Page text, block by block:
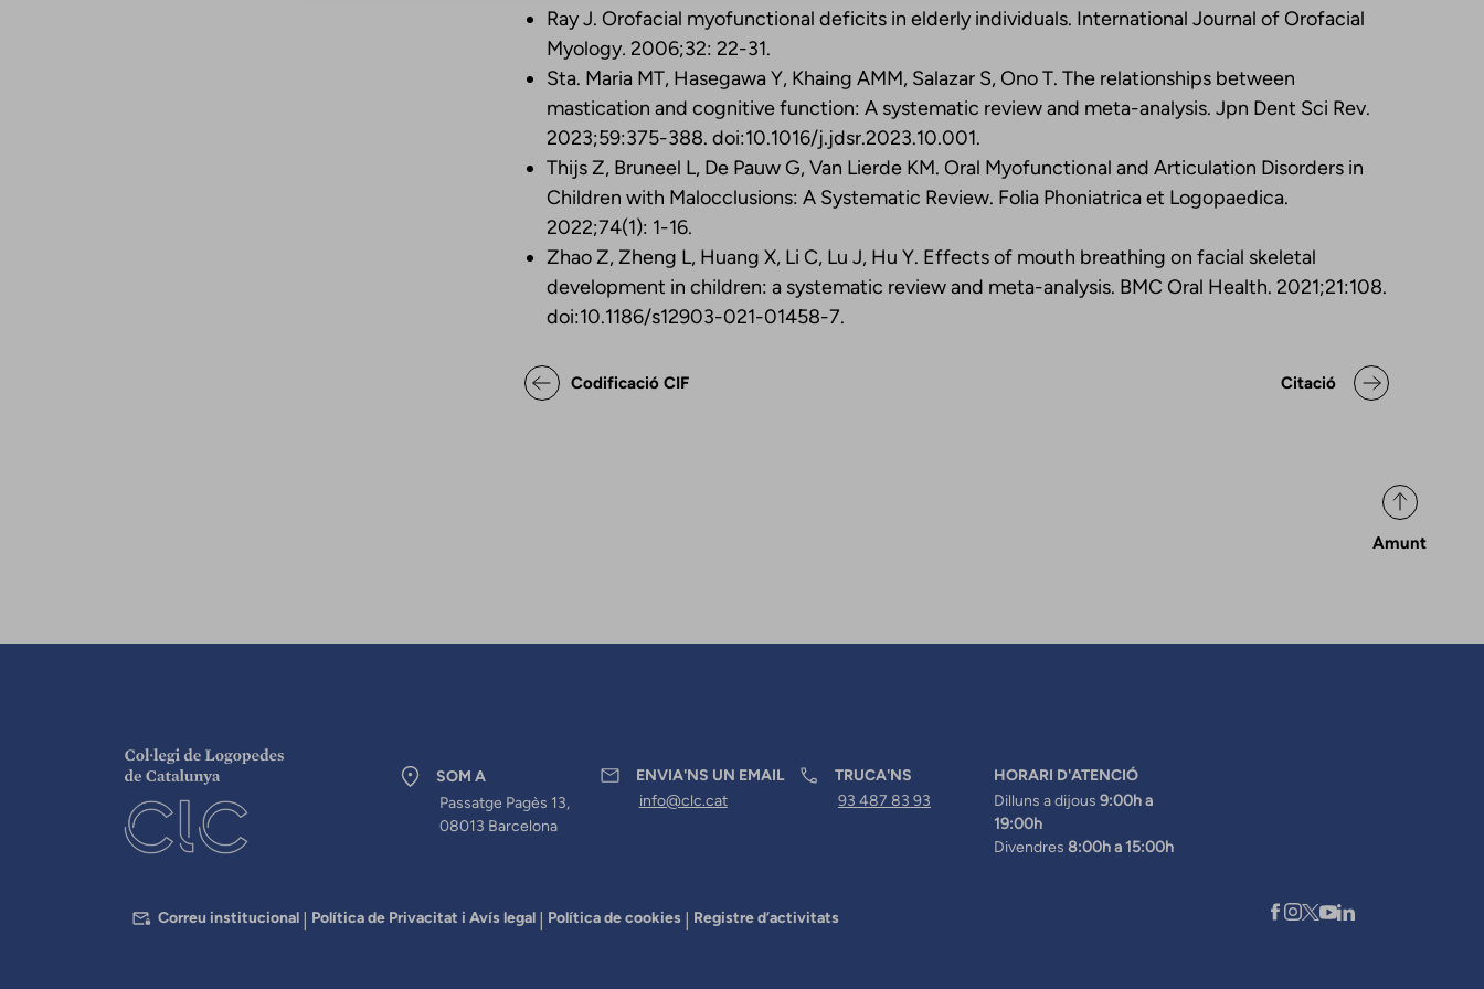
Ray J. Orofacial myofunctional deficits in elderly individuals. International Journal of Orofacial
Myology.2006;32: 22-31.
Sta. Maria MT, Hasegawa Y, Khaing AMM, Salazar S, Ono T. The relationships between
mastication and cognitive function: A systematic review and meta-analysis. Jpn Dent Sci Rev.
2023;59:375-388. doi:10.1016/j.jdsr.2023.10.001.
Thijs Z, Bruneel L, De Pauw G, Van Lierde KM. Oral Myofunctional and Articulation Disorders in
Children with Malocclusions: A Systematic Review. Folia Phoniatrica et Logopaedica.
2022;74(1): 1-16.
Zhao Z, Zheng L, Huang X, Li C, Lu J, Hu Y. Effects of mouth breathing on facial skeletal
development in children: a systematic review and meta-analysis. BMC Oral Health. 2021;21:108.
doi:10.1186/s12903-021-01458-7.
Enllaços relacionats de Declaració de posicionaments i
Codificació CIF
Amunt
Citació
SOM A
Passatge Pagès 13,
08013 Barcelona
ENVIA'NS UN EMAIL
info@clc.cat
TRUCA'NS
93 487 83 93
HORARI D'ATENCIÓ
Dilluns a dijous 9:00h a
19:00h
Divendres 8:00h a 15:00h
PEUCorreu institucional Política de Privacitat i Avís legal Política de cookies Registre d’activitats